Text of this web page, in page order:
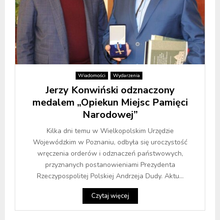
Wiadomości Wydarzenia
Jerzy Konwiński odznaczony
medalem „Opiekun Miejsc Pamięci
Narodowej”
Kilka dni temu w Wielkopolskim Urzędzie
Wojewódzkim w Poznaniu, odbyła się uroczystość
wręczenia orderów i odznaczeń państwowych,
przyznanych postanowieniami Prezydenta
Rzeczypospolitej Polskiej Andrzeja Dudy. Aktu...
Czytaj więcej